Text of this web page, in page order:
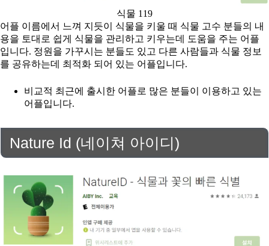
식물 119
어플 이름에서 느껴 지듯이 식물을 키울 때 식물 고수 분들의 내
용을 토대로 쉽게 식물을 관리하고 키우는데 도움을 주는 어플
입니다. 정원을 가꾸시는 분들도 있고 다른 사람들과 식물 정보
를 공유하는데 최적화 되어 있는 어플입니다.
비교적 최근에 출시한 어플로 많은 분들이 이용하고 있는
어플입니다.
Nature Id (네이쳐 아이디)